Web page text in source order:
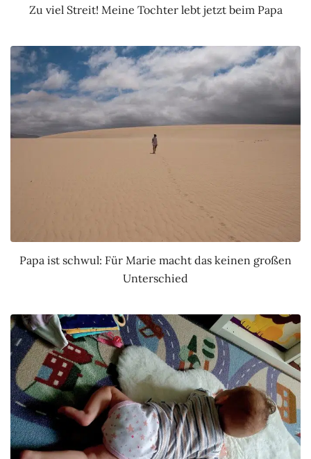
Zu viel Streit! Meine Tochter lebt jetzt beim Papa
Papa ist schwul: Für Marie macht das keinen großen
Unterschied